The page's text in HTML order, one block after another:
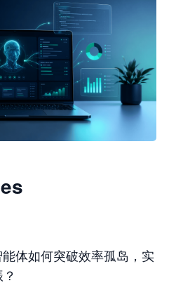
工作台
体如何突破效率孤岛，实